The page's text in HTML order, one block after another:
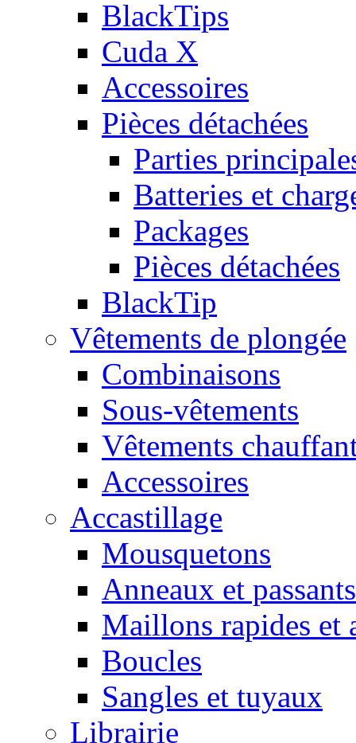
BlackTips
Cuda X
Accessoires
Pièces détachées
Parties
Batteries et
Packages
Pièces détachées
BlackTip
Vêtements de plongée
Combinaisons
Sous-vêtements
Vêtements
Accessoires
Accastillage
Mousquetons
Anneaux et passants
Maillons rapides et
Boucles
Sangles et tuyaux
Librairie